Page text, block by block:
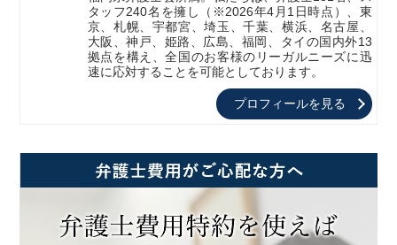
タッフ240名を擁し（※2026年4月1日時点）、東
京、札幌、宇都宮、埼玉、千葉、横浜、名古屋、
大阪、神戸、姫路、広島、福岡、タイの国内外13
拠点を構え、全国のお客様のリーガルニーズに迅
速に応対することを可能としております。
プロフィールを見る